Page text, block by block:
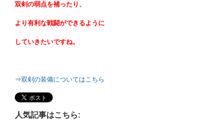
双剣の弱点を補ったり、
より有利な戦闘ができるように
していきたいですね。
⇒双剣の装備についてはこちら
人気記事はこちら: